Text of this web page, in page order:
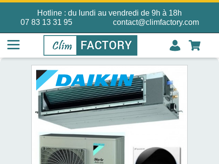
07 83 13 31 95
Hotline : du lundi au vendredi de 9h à 18h
contact@climfactory.com